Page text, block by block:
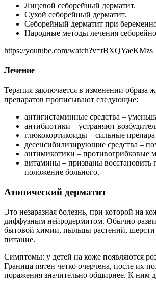
Лицевой себорейный дерматит.
Сухой себорейный дерматит.
Себорейный дерматит при
Народные методы лечения
https://youtube.com/watch?v=tBXQYaeKMzs
Лечение
Терапия заключается в изменении образа
препаратов прописывают следующие:
антигистаминные средства –
антибиотики – устраняют
глюкокортикоиды – сильные
десенсибилизирующие средства –
антимикотики – противогрибковые
витамины – призваны восстановить
положение больного.
Атопический дерматит
Это незаразная болезнь, при которой на
диффузным нейродермитом. Обычно
бытовой химии, пыльцы растений, шерсти
питание.
Симптомы: у детей на коже появляются
Граница пятен четко очерчена, после их
поражения значительно обширнее. К ним